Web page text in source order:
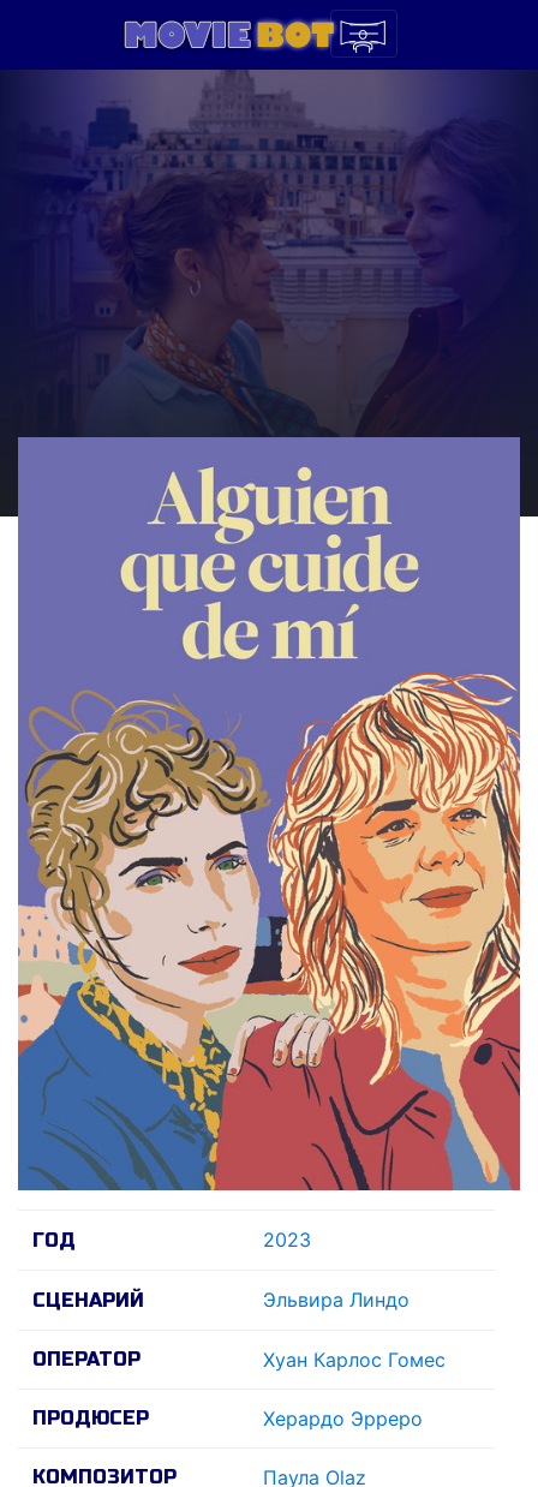
ГОД 2023
СЦЕНАРИЙ Эльвира Линдо
ОПЕРАТОР Хуан Карлос Гомес
ПРОДЮСЕР Херардо Эрреро
КОМПОЗИТОР Паула Olaz